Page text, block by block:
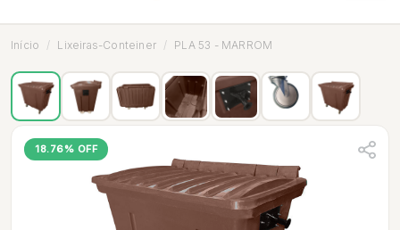
Início Lixeiras-Conteiner PLA 53 - MARROM
18.76% OFF